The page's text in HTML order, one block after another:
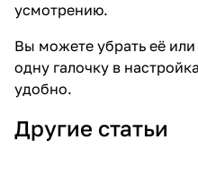
усмотрению.
Вы можете убрать её
одну галочку в
удобно.
Другие статьи